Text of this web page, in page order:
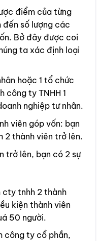
điểm của từng
đến số lượng các
Bở đây được coi
ta xác định loại
hoặc 1 tổ chức
công ty TNHH 1
nghiệp tư nhân.
viên góp vốn: bạn
2 thành viên trở lên.
trở lên, bạn có 2 sự
cty tnhh 2 thành
kiện thành viên
50 người.
công ty cổ phần,